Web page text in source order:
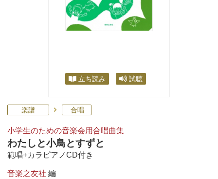
立ち読み 試聴
楽譜 合唱
小学生のための音楽会用合唱曲集
わたしと小鳥とすずと
範唱+カラピアノCD付き
音楽之友社 編